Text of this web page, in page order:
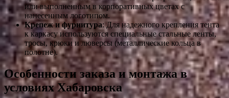
или выполненным в корпоративных цветах с
нанесенным логотипом.
Крепеж и фурнитура: Для надежного крепления тента
к каркасу используются специальные стальные ленты,
тросы, крюки и люверсы (металлические кольца в
полотне).
Особенности заказа и монтажа в
условиях Хабаровска